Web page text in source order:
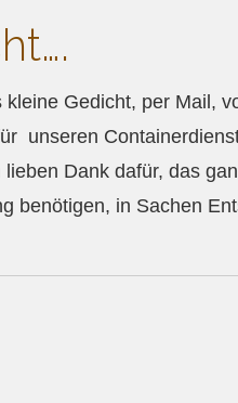
Gedicht, per Mail,
unseren
Dank dafür, das
benötigen, in Sachen